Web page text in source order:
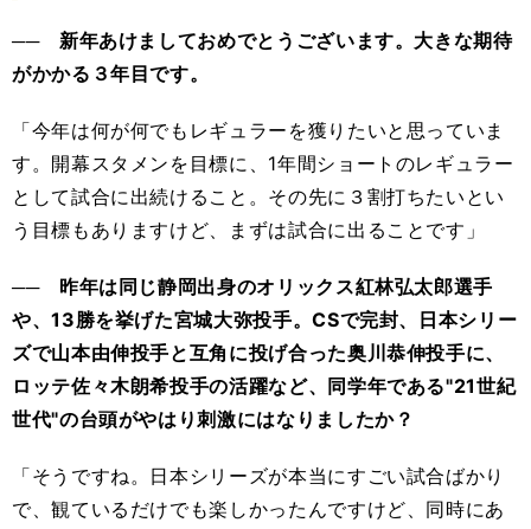
── 新年あけましておめでとうございます。大きな期待
がかかる３年目です。
「今年は何が何でもレギュラーを獲りたいと思っていま
す。開幕スタメンを目標に、1年間ショートのレギュラー
として試合に出続けること。その先に３割打ちたいとい
う目標もありますけど、まずは試合に出ることです」
── 昨年は同じ静岡出身のオリックス紅林弘太郎選手
や、13勝を挙げた宮城大弥投手。CSで完封、日本シリー
ズで山本由伸投手と互角に投げ合った奥川恭伸投手に、
ロッテ佐々木朗希投手の活躍など、同学年である"21世紀
世代"の台頭がやはり刺激にはなりましたか？
「そうですね。日本シリーズが本当にすごい試合ばかり
で、観ているだけでも楽しかったんですけど、同時にあ